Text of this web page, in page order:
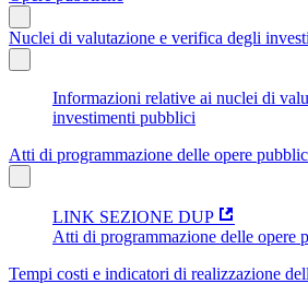
Nuclei di valutazione e verifica degli
Informazioni relative ai nuclei di
investimenti pubblici
Atti di programmazione delle opere
LINK SEZIONE DUP
Atti di programmazione delle opere
Tempi costi e indicatori di realizzazione